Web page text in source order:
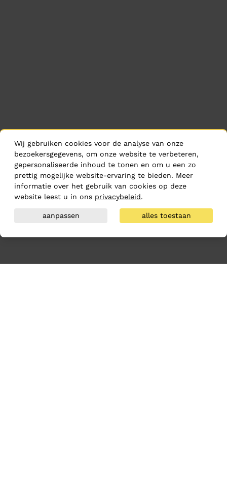
Wij gebruiken cookies voor de analyse van onze
bezoekersgegevens, om onze website te verbeteren,
gepersonaliseerde inhoud te tonen en om u een zo
prettig mogelijke website-ervaring te bieden. Meer
informatie over het gebruik van cookies op deze
website leest u in ons privacybeleid.
aanpassen alles toestaan